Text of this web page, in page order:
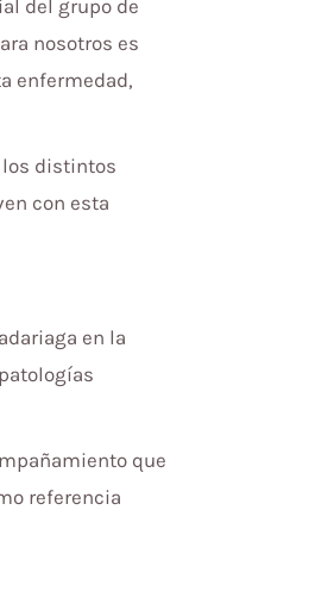
del grupo de
nosotros es
enfermedad,
los distintos
con esta
en la
que
referencia